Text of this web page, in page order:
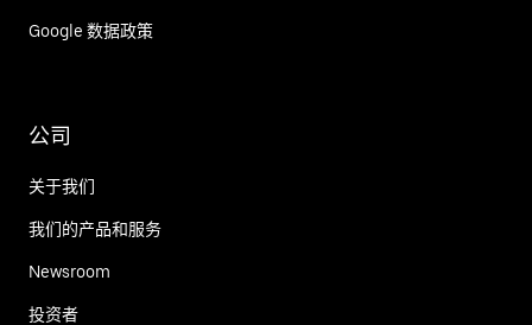
Google 数据政策
公司
关于我们
我们的产品和服务
Newsroom
投资者